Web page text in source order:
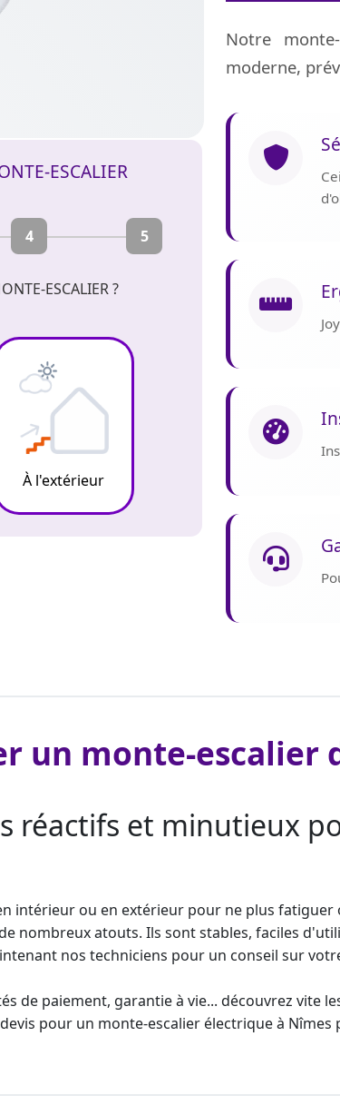
ESCALIER
4 5
ESCALIER ?
À l'extérieur
Notre
moderne,
un monte-escalier
réactifs et minutieux
intérieur ou en extérieur pour ne plus fatiguer
nombreux atouts. Ils sont stables, faciles
nos techniciens pour un conseil sur
de paiement, garantie à vie... découvrez vite
pour un monte-escalier électriqueà Nîmes